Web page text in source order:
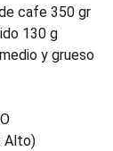
cafe 350 gr
130 g
y grueso
Alto)